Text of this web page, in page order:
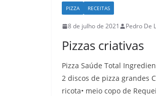
PIZZA RECEITAS
8 de julho de 2021 Pedro De
Pizzas criativas
Pizza Saúde Total
2 discos de pizza grandes
ricota• meio copo de